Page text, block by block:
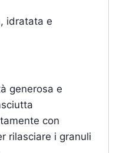
idratata e
generosa e
con
rilasciare i granuli